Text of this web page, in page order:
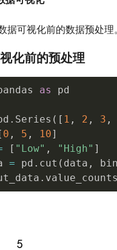
据可视化前的数据预处理
化前的预处理
as pd
. Series ( [ 1 , 2 , 3 ,
0 , 5 , 10]
[ "Low" , "High" ]
= pd . cut ( data ,
. value_counts